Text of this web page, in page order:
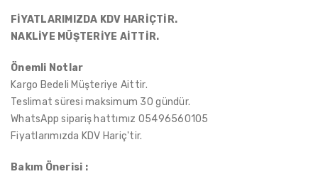
FİYATLARIMIZDA KDV HARİÇTİR.
NAKLİYE MÜŞTERİYE AİTTİR.
Önemli Notlar
Kargo Bedeli Müşteriye Aittir.
Teslimat süresi maksimum 30 gündür.
WhatsApp sipariş hattımız 05496560105
Fiyatlarımızda KDV Hariç'tir.
Bakım Önerisi :